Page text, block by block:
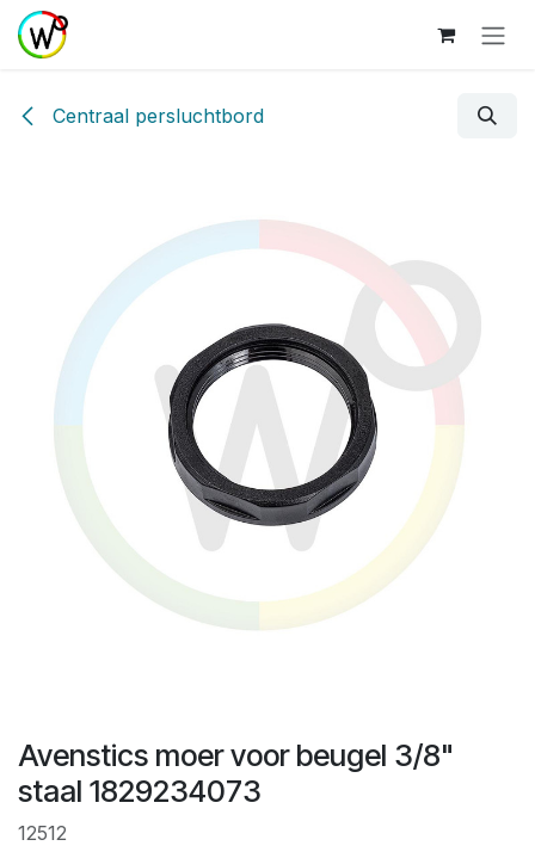
Overslaan naar inhoud
Centraal persluchtbord
Avenstics moer voor beugel 3/8"
staal 1829234073
12512